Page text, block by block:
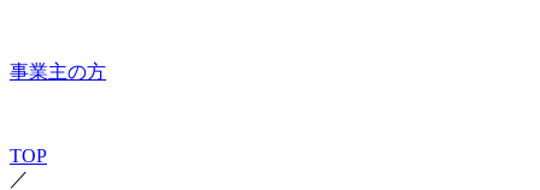
事業主の方
TOP
／